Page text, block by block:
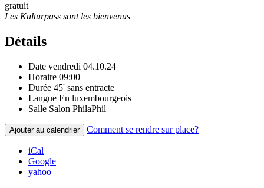
gratuit
Les Kulturpass sont les bienvenus
Détails
Date vendredi 04.10.24
Horaire 09:00
Durée 45' sans entracte
Langue En luxembourgeois
Salle Salon PhilaPhil
Ajouter au calendrier Comment se rendre sur place?
iCal
Google
yahoo